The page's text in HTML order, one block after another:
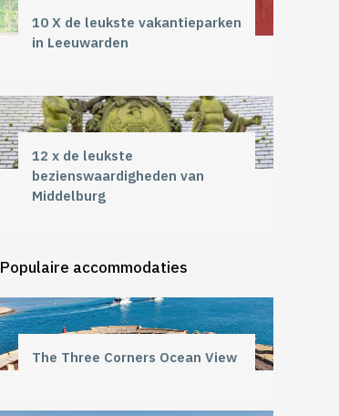
10 X de leukste vakantieparken
in Leeuwarden
12 x de leukste
bezienswaardigheden van
Middelburg
Populaire accommodaties
The Three Corners Ocean View